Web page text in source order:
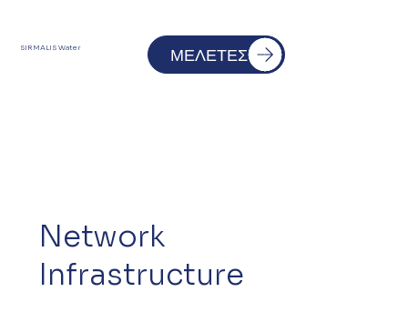
SIRMALIS Water ΜΕΛΕΤΕΣ
Network
Infrastructure